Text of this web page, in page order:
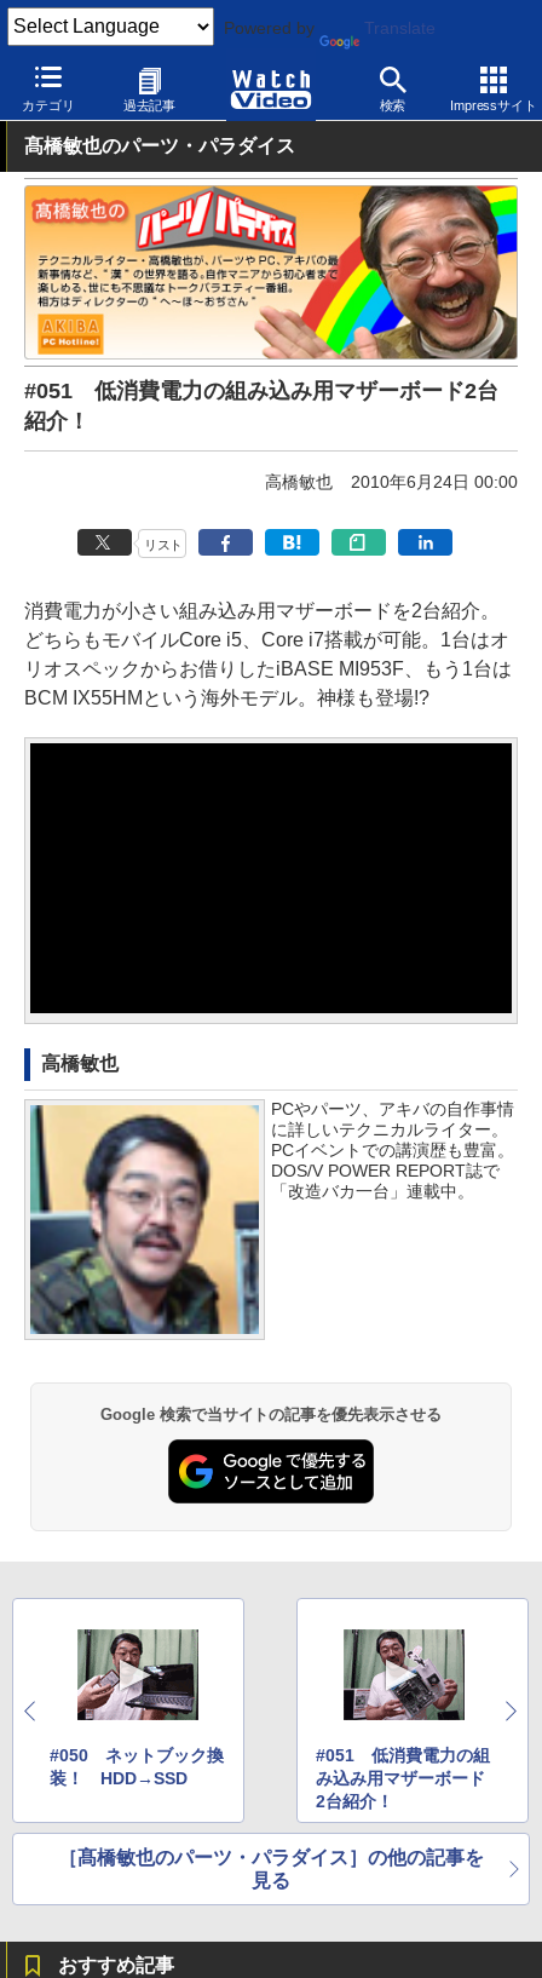
Powered by Translate
カテゴリ 過去記事 検索 Impressサイト
Watch Video パソコン 自作
髙橋敏也のパーツ・パラダイス
#051 低消費電力の組み込み用マザーボード2台
紹介！
高橋敏也 2010年6月24日 00:00
リスト
消費電力が小さい組み込み用マザーボードを2台紹介。
どちらもモバイルCore i5、Core i7搭載が可能。1台はオ
リオスペックからお借りしたiBASE MI953F、もう1台は
BCM IX55HMという海外モデル。神様も登場!?
高橋敏也
PCやパーツ、アキバの自作事情
に詳しいテクニカルライター。
PCイベントでの講演歴も豊富。
DOS/V POWER REPORT誌で
「改造バカ一台」連載中。
Google 検索で当サイトの記事を優先表示させる
#050 ネットブック換
装！ HDD→SSD
#051 低消費電力の組
み込み用マザーボード
2台紹介！
［髙橋敏也のパーツ・パラダイス］の他の記事を
見る
おすすめ記事